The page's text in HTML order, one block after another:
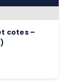
cotes –